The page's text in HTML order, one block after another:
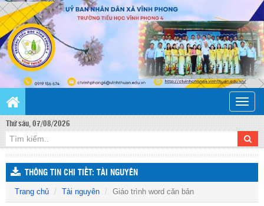
Toggle
Thứ sáu, 07/08/2026
THÔNG TIN CHI TIẾT: TÀI NGUYÊN
Trang chủ Tài nguyên Giáo trình word căn bản